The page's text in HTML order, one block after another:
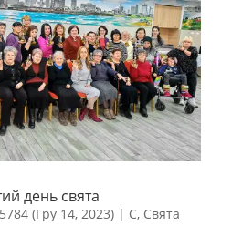
день свята
(Гру 14, 2023)| С, Свята